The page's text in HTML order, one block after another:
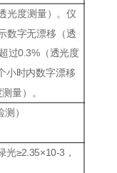
光度测量）。仪
数字无漂移（透
过0.3%（透光度
小时内数字漂移
量）。
）
光≥2.35×10-3，